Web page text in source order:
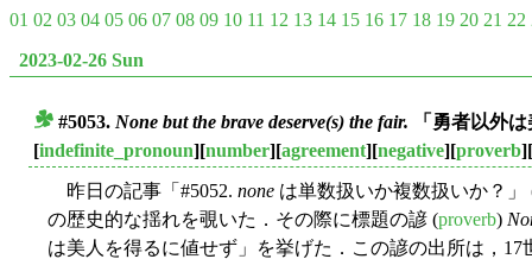
01 02 03 04 05 06 07 08 09 10 11 12 13 14 15 16 17 18 19 20 21 22
2023-02-26 Sun
#5053. None but the brave deserve(s) the fair. 「勇者以外
[indefinite_pronoun][number][agreement][negative][proverb][
昨日の記事「#5052. none は単数扱いか複数扱いか？」
の歴史的な揺れを覗いた．その際に標題の諺 (proverb)
は美人を得るに値せず」を挙げた．この諺の出所は，17